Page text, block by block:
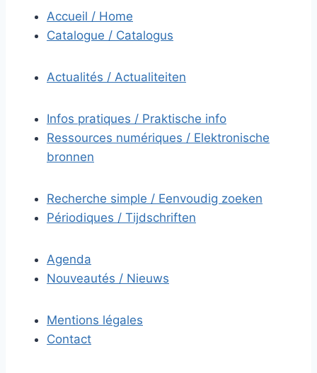
Accueil / Home
Catalogue / Catalogus
Actualités / Actualiteiten
Infos pratiques / Praktische info
Ressources numériques / Elektronische
bronnen
Recherche simple / Eenvoudig zoeken
Périodiques / Tijdschriften
Agenda
Nouveautés / Nieuws
Mentions légales
Contact